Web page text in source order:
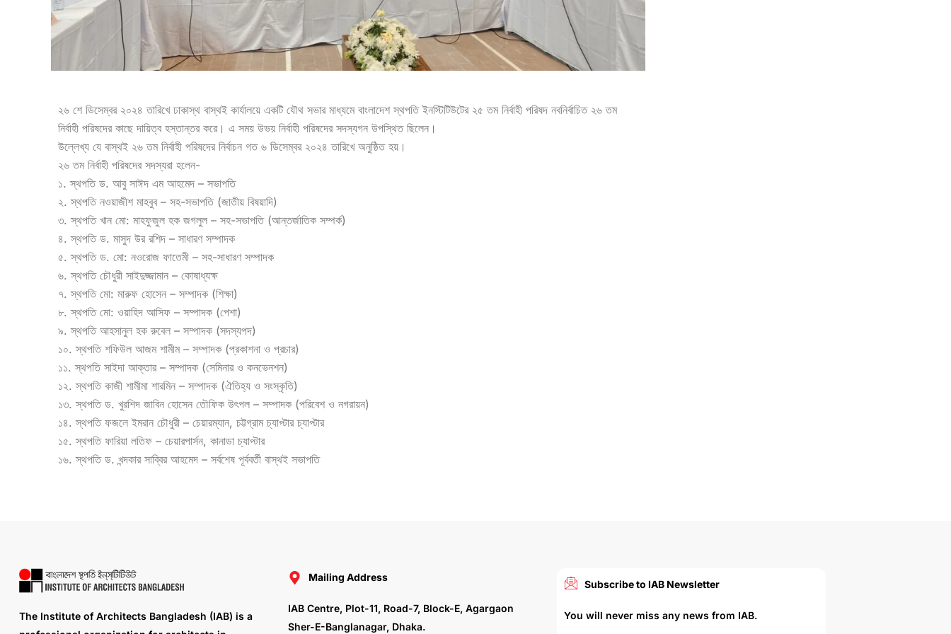
২৬ শে ডিসেম্বর ২০২৪ তারিখে ঢাকাস্থ বাস্থই কার্যালয়ে একটি যৌথ সভার মাধ্যমে বাংলাদেশ স্থপতি ইনস্টিটিউটের ২৫ তম নির্বাহী পরিষদ নবনির্বাচিত ২৬ তম
নির্বাহী পরিষদের কাছে দায়িত্ব হস্তান্তর করে। এ সময় উভয় নির্বাহী পরিষদের সদস্যগন উপস্থিত ছিলেন।
উল্লেখ্য যে বাস্থই ২৬ তম নির্বাহী পরিষদের নির্বাচন গত ৬ ডিসেম্বর ২০২৪ তারিখে অনুষ্ঠিত হয়।
২৬ তম নির্বাহী পরিষদের সদস্যরা হলেন-
১. স্থপতি ড. আবু সাঈদ এম আহমেদ – সভাপতি
২. স্থপতি নওয়াজীশ মাহবুব – সহ-সভাপতি (জাতীয় বিষয়াদি)
৩. স্থপতি খান মো: মাহফুজুল হক জগলুল – সহ-সভাপতি (আন্তর্জাতিক সম্পর্ক)
৪. স্থপতি ড. মাসুদ উর রশিদ – সাধারণ সম্পাদক
৫. স্থপতি ড. মো: নওরোজ ফাতেমী – সহ-সাধারণ সম্পাদক
৬. স্থপতি চৌধুরী সাইদুজ্জামান – কোষাধ্যক্ষ
৭. স্থপতি মো: মারুফ হোসেন – সম্পাদক (শিক্ষা)
৮. স্থপতি মো: ওয়াহিদ আসিফ – সম্পাদক (পেশা)
৯. স্থপতি আহসানুল হক রুবেল – সম্পাদক (সদস্যপদ)
১০. স্থপতি শফিউল আজম শামীম – সম্পাদক (প্রকাশনা ও প্রচার)
১১. স্থপতি সাইদা আক্তার – সম্পাদক (সেমিনার ও কনভেনশন)
১২. স্থপতি কাজী শামীমা শারমিন – সম্পাদক (ঐতিহ্য ও সংস্কৃতি)
১৩. স্থপতি ড. খুরশিদ জাবিন হোসেন তৌফিক উৎপল – সম্পাদক (পরিবেশ ও নগরায়ন)
১৪. স্থপতি ফজলে ইমরান চৌধুরী – চেয়ারম্যান, চট্টগ্রাম চ্যাপ্টার চ্যাপ্টার
১৫. স্থপতি ফারিয়া লতিফ – চেয়ারপার্সন, কানাডা চ্যাপ্টার
১৬. স্থপতি ড. খন্দকার সাব্বির আহমেদ – সর্বশেষ পূর্ববর্তী বাস্থই সভাপতি
The Institute of Architects Bangladesh (IAB) is a
Mailing Address
IAB Centre, Plot-11, Road-7, Block-E, Agargaon
Sher-E-Banglanagar, Dhaka.
Subscribe to IAB Newsletter
You will never miss any news from IAB.